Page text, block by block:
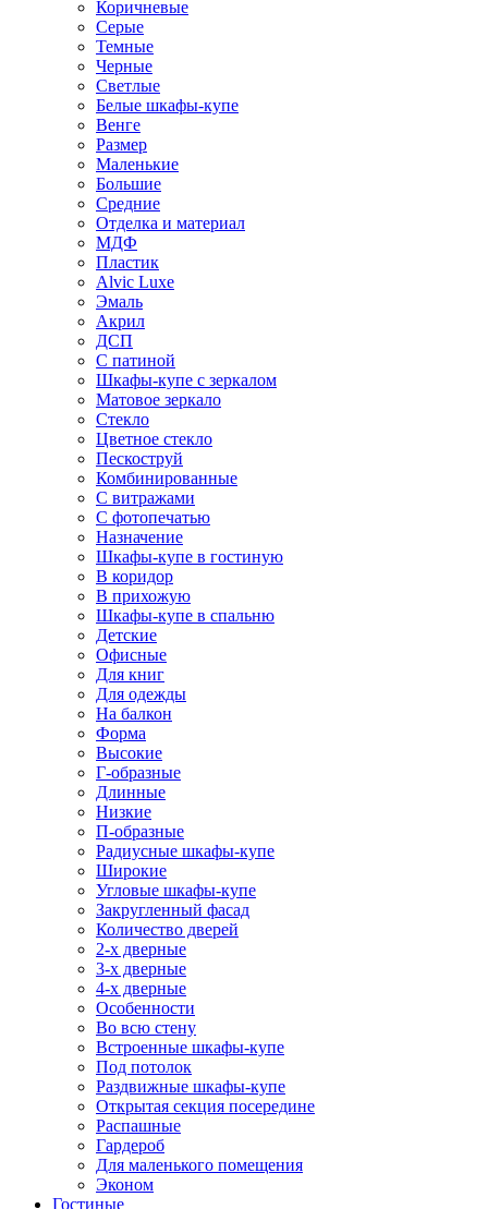
Коричневые
Серые
Темные
Черные
Светлые
Белые шкафы-купе
Венге
Размер
Маленькие
Большие
Средние
Отделка и материал
МДФ
Пластик
Alvic Luxe
Эмаль
Акрил
ДСП
С патиной
Шкафы-купе с зеркалом
Матовое зеркало
Стекло
Цветное стекло
Пескоструй
Комбинированные
С витражами
С фотопечатью
Назначение
Шкафы-купе в гостиную
В коридор
В прихожую
Шкафы-купе в спальню
Детские
Офисные
Для книг
Для одежды
На балкон
Форма
Высокие
Г-образные
Длинные
Низкие
П-образные
Радиусные шкафы-купе
Широкие
Угловые шкафы-купе
Закругленный фасад
Количество дверей
2-х дверные
3-х дверные
4-х дверные
Особенности
Во всю стену
Встроенные шкафы-купе
Под потолок
Раздвижные шкафы-купе
Открытая секция посередине
Распашные
Гардероб
Для маленького помещения
Эконом
Гостиные